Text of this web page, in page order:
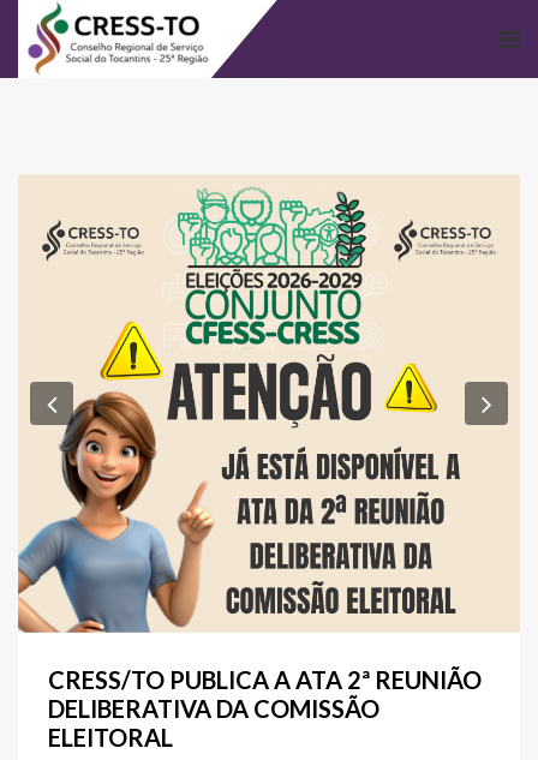
Previous
CRESS/TO PUBLICA A ATA 2ª REUNIÃO
DELIBERATIVA DA COMISSÃO
ELEITORAL